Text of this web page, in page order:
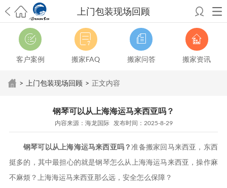
上门包装现场回顾
希望邮寄国际包裹顺利，从广州市国际快递邮寄到新西兰哪个公司好？
澳洲海运搬家回广州报关清关要怎么做？注意事项有哪些？
青岛市国际
搬家服务到美国，搬家公司有哪些搬家方案？大连市国际搬家服务到中
国台湾是一种怎样的体验？有人分享搬家经历吗？
从长沙市国际快递邮
寄到韩国有哪些国际快递方式？用哪种好？
法有哪些？具体怎么操作？
国际搬家：家具海运到奥克兰怎么样能省
影响国际搬家吗？上海搬家到新西兰旺格雷有点不一样北京私人物品运
输到澳大利亚，移民如何跨国搬家？
上海移民搬家到塞浦路斯，国际搬
从秦皇岛市托运到美国从重庆市托运到美国从上海市托运到澳大利亚
张家界市托运到美国 从厦门市托运到美国 从张家界市托运到美国 从上海
市搬家到英国 从南京市搬家到加拿大 从大连市搬家到英国
客户案例 搬家FAQ 搬家问答 搬家资讯
> 上门包装现场回顾 > 正文内容
钢琴可以从上海海运马来西亚吗？
内容来源：海龙国际 发布时间：2025-8-29
钢琴可以从上海海运马来西亚吗？准备搬家回马来西亚，东西
挺多的，其中最担心的就是钢琴怎么从上海海运马来西亚，操作麻
不麻烦？上海海运马来西亚那么远，安全怎么保障？